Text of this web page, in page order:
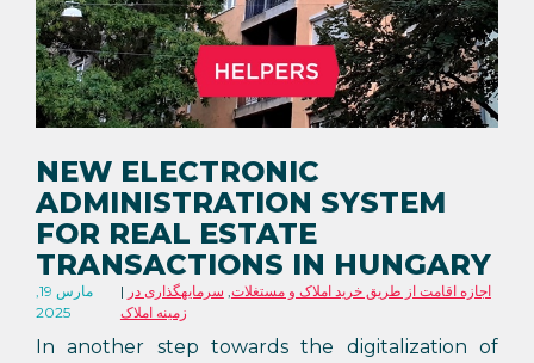
NEW ELECTRONIC
ADMINISTRATION SYSTEM
FOR REAL ESTATE
TRANSACTIONS IN HUNGARY
مارس 19,
2025
اجازه اقامت از طریق خرید املاک و مستغلات, سرمایهگذاری در
زمینه املاک
In another step towards the digitalization of